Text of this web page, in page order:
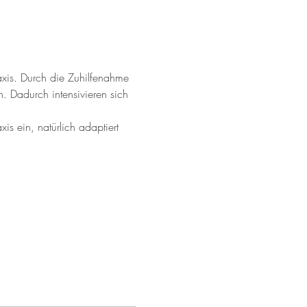
Durch die Zuhilfenahme
Dadurch intensivieren sich
ein, natürlich adaptiert